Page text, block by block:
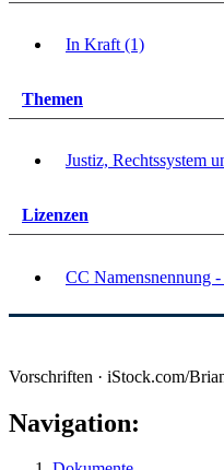
In Kraft (1)
Themen
Justiz, Rechtssystem
Lizenzen
CC Namensnennung
Vorschriften · iStock.com/
Navigation: